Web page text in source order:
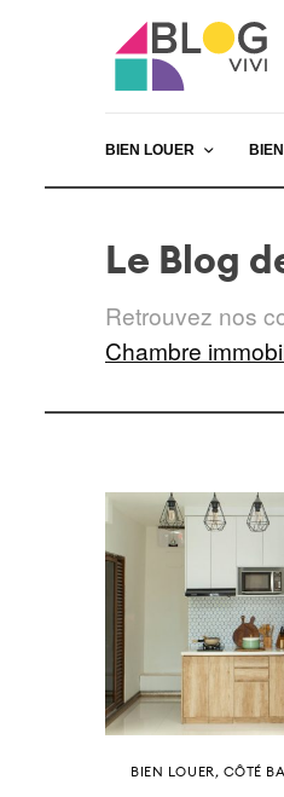
BIEN LOUER
Le Blog
Retrouvez nos
Chambre
BIEN LOUER, CÔTÉ